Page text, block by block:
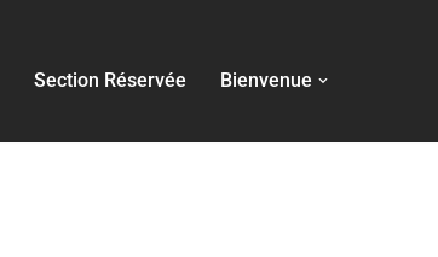
Section Réservée Bienvenue